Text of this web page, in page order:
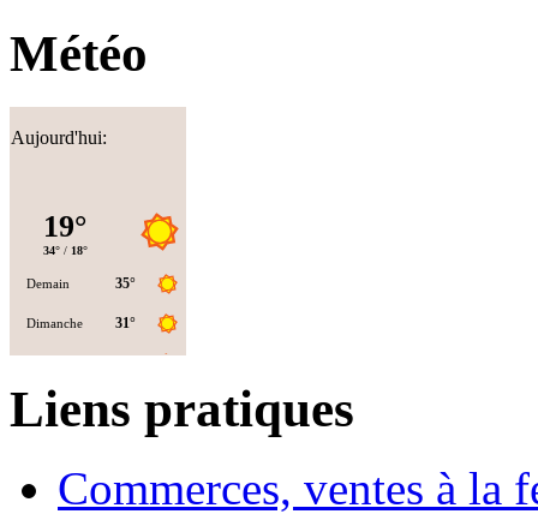
Météo
Aujourd'hui:
Liens pratiques
Commerces, ventes à la